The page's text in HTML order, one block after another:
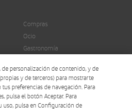
Compras
Ocio
Gastronomía
de personalización de contenido, y de
y de terceros) para mostrarte
preferencias de navegación. Para
pulsa el botón Aceptar. Para
uso, pulsa en Configuración de